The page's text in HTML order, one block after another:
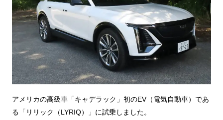
アメリカの高級車「キャデラック」初のEV（電気自動車）であ
る「リリック（LYRIQ）」に試乗しました。